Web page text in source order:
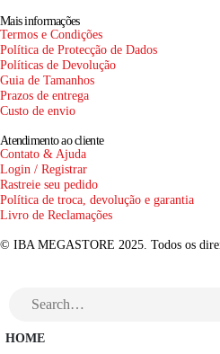
Mais informações
Termos e Condições
Política de Protecção de Dados
Políticas de Devolução
Guia de Tamanhos
Prazos de entrega
Custo de envio
Atendimento ao cliente
Contato & Ajuda
Login / Registrar
Rastreie seu pedido
Política de troca, devolução e garantia
Livro de Reclamações
© IBA MEGASTORE 2025. Todos os
HOME